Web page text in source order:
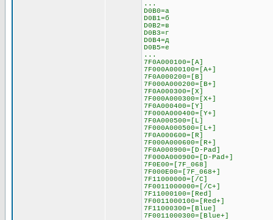
...
D0B0=а
D0B1=б
D0B2=в
D0B3=г
D0B4=д
D0B5=е
...
7F0A000100=[A]
7F000A000100=[A+]
7F0A000200=[B]
7F000A000200=[B+]
7F0A000300=[X]
7F000A000300=[X+]
7F0A000400=[Y]
7F000A000400=[Y+]
7F0A000500=[L]
7F000A000500=[L+]
7F0A000600=[R]
7F000A000600=[R+]
7F0A000900=[D-Pad]
7F000A000900=[D-Pad+]
7F0E00=[7F_068]
7F000E00=[7F_068+]
7F11000000=[/C]
7F0011000000=[/C+]
7F11000100=[Red]
7F0011000100=[Red+]
7F11000300=[Blue]
7F0011000300=[Blue+]